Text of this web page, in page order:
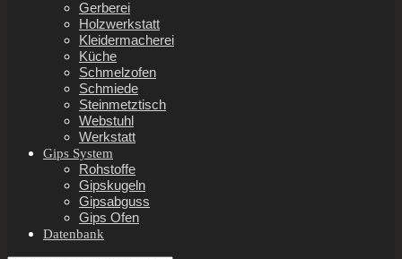
Gerberei
Holzwerkstatt
Kleidermacherei
Küche
Schmelzofen
Schmiede
Steinmetztisch
Webstuhl
Werkstatt
Gips System
Rohstoffe
Gipskugeln
Gipsabguss
Gips Ofen
Datenbank